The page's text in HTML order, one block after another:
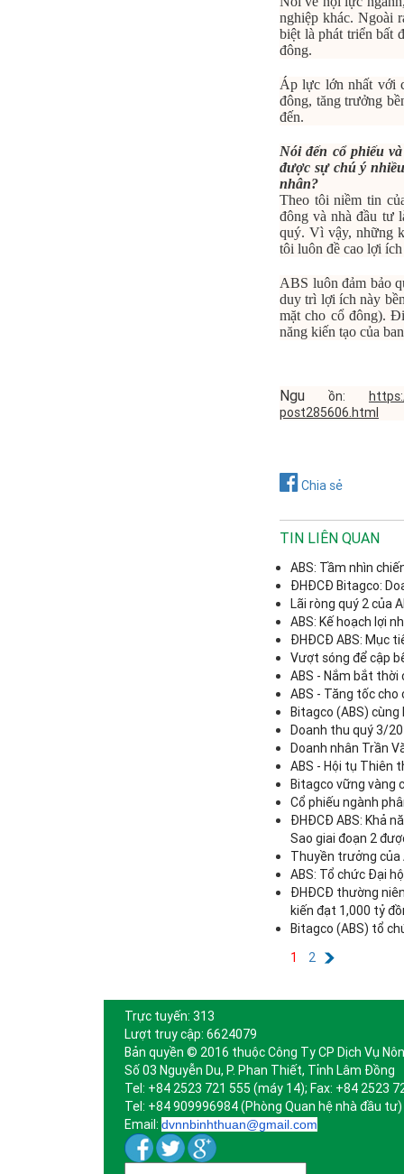
nghiệp khác. Ngoài
biệt là phát triển bất
đông.
Áp lực lớn nhất với
đông, tăng trưởng
đến.
Nói đến cổ phiếu
được sự chú ý
nhân?
Theo tôi niềm tin
đông và nhà đầu tư
quý. Vì vậy, những
tôi luôn đề cao lợi
ABS luôn đảm bảo
duy trì lợi ích này
mặt cho cổ đông).
năng kiến tạo của
Ngu ồn:
post285606.html
Chia sẻ
TIN LIÊN QUAN
ABS: Tầm nhìn
ĐHĐCĐ Bitagco:
Lãi ròng quý 2 của
ABS: Kế hoạch lợi
ĐHĐCĐ ABS: Mục
Vượt sóng để cập
ABS - Nắm bắt thời
ABS - Tăng tốc
Bitagco (ABS)
Doanh thu quý 3/
Doanh nhân Trần
ABS - Hội tụ Thiên
Bitagco vững vàng
Cổ phiếu ngành
ĐHĐCĐ ABS: Khả
Sao giai đoạn 2
Thuyền trưởng của
ABS: Tổ chức Đại
ĐHĐCĐ thường
kiến đạt 1,000 tỷ
Bitagco (ABS) tổ
1
2
Trực tuyến: 313
Lượt truy cập: 6624079
Bản quyền © 2016 thuộc Công Ty CP Dịch Vụ
Số 03 Nguyễn Du, P. Phan Thiết, Tỉnh Lâm Đồng
Tel: +84 2523 721 555 (máy 14); Fax: +84 2523
Tel: +84 909996984 (Phòng Quan hệ nhà đầu tư)
Email: dvnnbinhthuan@gmail.com